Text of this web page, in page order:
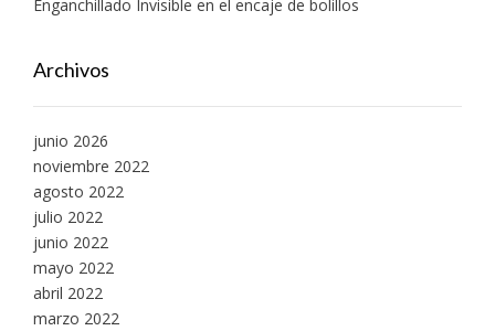
Enganchillado Invisible en el encaje de bolillos
Archivos
junio 2026
noviembre 2022
agosto 2022
julio 2022
junio 2022
mayo 2022
abril 2022
marzo 2022